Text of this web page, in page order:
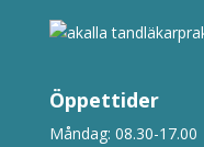
Öppettider
Måndag: 08.30-17.00